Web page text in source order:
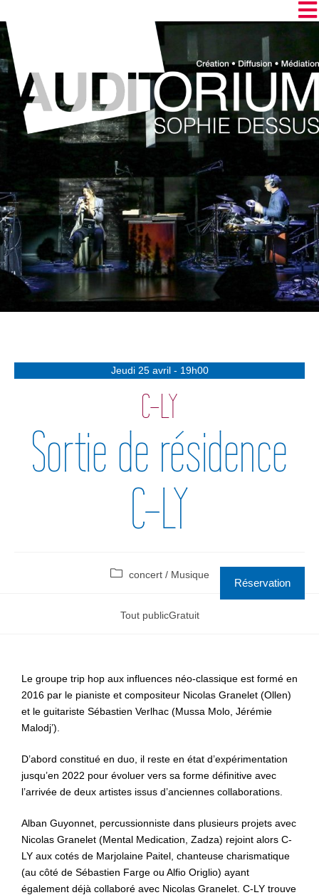
Jeudi 25 avril - 19h00
C-LY
Sortie de résidence
C-LY
concert/ Musique
Tout publicGratuit
Réservation
Le groupe trip hop aux influences néo-classique est formé en
2016 par le pianiste et compositeur Nicolas Granelet (Ollen)
et le guitariste Sébastien Verlhac (Mussa Molo, Jérémie
Malodj’).
D’abord constitué en duo, il reste en état d’expérimentation
jusqu’en 2022 pour évoluer vers sa forme définitive avec
l’arrivée de deux artistes issus d’anciennes collaborations.
Alban Guyonnet, percussionniste dans plusieurs projets avec
Nicolas Granelet (Mental Medication, Zadza) rejoint alors C-
LY aux cotés de Marjolaine Paitel, chanteuse charismatique
(au côté de Sébastien Farge ou Alfio Origlio) ayant
également déjà collaboré avec Nicolas Granelet. C-LY trouve